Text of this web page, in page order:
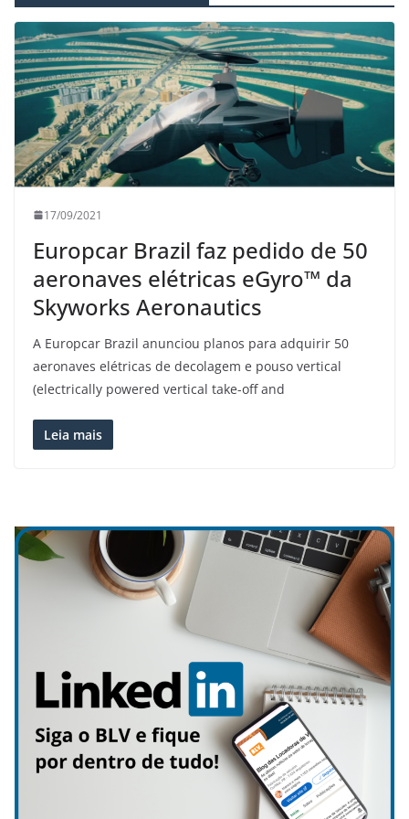
17/09/2021
Europcar Brazil faz pedido de 50
aeronaves elétricas eGyro™ da
Skyworks Aeronautics
A Europcar Brazil anunciou planos para adquirir 50
aeronaves elétricas de decolagem e pouso vertical
(electrically powered vertical take-off and
Leia mais